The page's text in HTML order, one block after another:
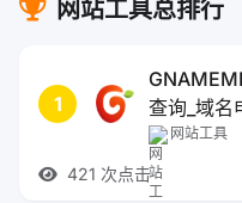
网站工具总排行
1
查询_域名
网站工具
421 次点击